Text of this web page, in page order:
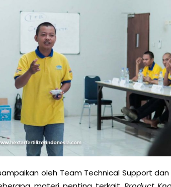
oleh Team Technical Support dan